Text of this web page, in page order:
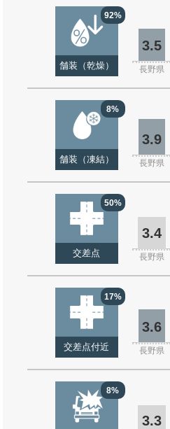
92%
舗装（乾燥）
3.5
長野県
8%
舗装（凍結）
3.9
長野県
50%
交差点
3.4
長野県
17%
交差点付近
3.6
長野県
8%
3.3